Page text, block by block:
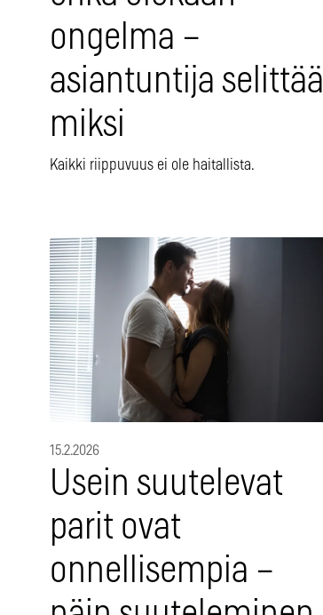
ongelma –
asiantuntija selittää
miksi
Kaikki riippuvuus ei ole haitallista.
15.2.2026
Usein suutelevat
parit ovat
onnellisempia –